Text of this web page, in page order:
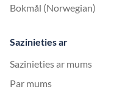
Bokmål (Norwegian)
Sazinieties ar
Sazinieties ar mums
Par mums